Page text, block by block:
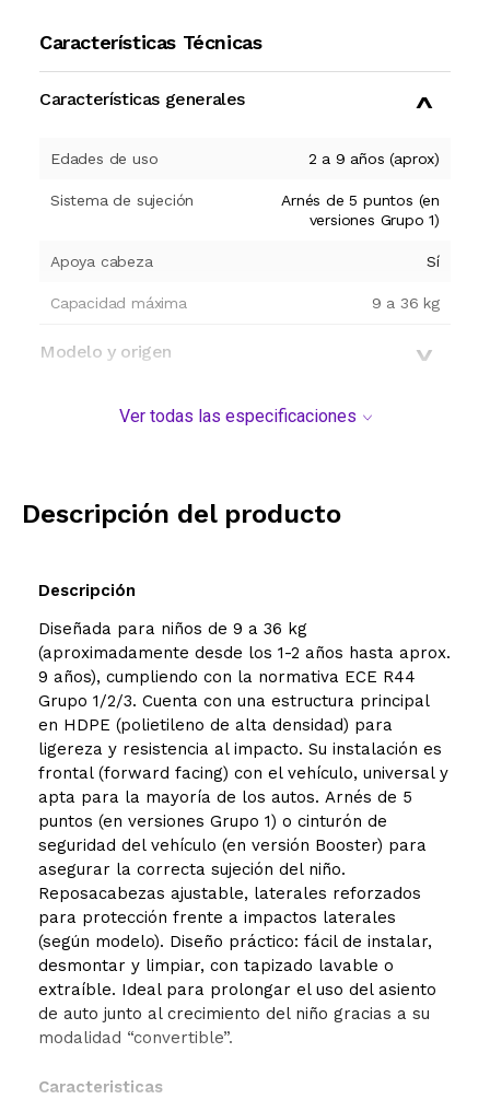
Características Técnicas
Características generales
Edades de uso 2 a 9 años (aprox)
Sistema de sujeción
Arnés de 5 puntos (en
versiones Grupo 1)
Apoya cabeza Sí
Capacidad máxima 9 a 36 kg
Modelo y origen
Ver todas las especificaciones
Descripción del producto
Descripción
Diseñada para niños de 9 a 36 kg
(aproximadamente desde los 1-2 años hasta aprox.
9 años), cumpliendo con la normativa ECE R44
Grupo 1/2/3. Cuenta con una estructura principal
en HDPE (polietileno de alta densidad) para
ligereza y resistencia al impacto. Su instalación es
frontal (forward facing) con el vehículo, universal y
apta para la mayoría de los autos. Arnés de 5
puntos (en versiones Grupo 1) o cinturón de
seguridad del vehículo (en versión Booster) para
asegurar la correcta sujeción del niño.
Reposacabezas ajustable, laterales reforzados
para protección frente a impactos laterales
(según modelo). Diseño práctico: fácil de instalar,
desmontar y limpiar, con tapizado lavable o
extraíble. Ideal para prolongar el uso del asiento
de auto junto al crecimiento del niño gracias a su
modalidad “convertible”.
Caracteristicas